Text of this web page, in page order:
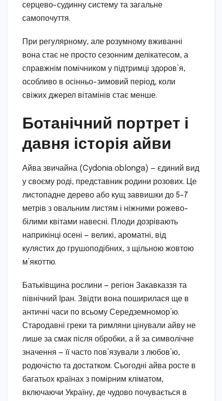
серцево-судинну систему та загальне
самопочуття.
При регулярному, але розумному вживанні
вона стає не просто сезонним делікатесом, а
справжнім помічником у підтримці здоров’я,
особливо в осінньо-зимовий період, коли
свіжих джерел вітамінів стає менше.
Ботанічний портрет і
давня історія айви
Айва звичайна (Cydonia oblonga) — єдиний вид
у своєму роді, представник родини розових. Це
листопадне дерево або кущ заввишки до 5–7
метрів з овальним листям і ніжними рожево-
білими квітами навесні. Плоди дозрівають
наприкінці осені — великі, ароматні, від
кулястих до грушоподібних, з щільною жовтою
м’якоттю.
Батьківщина рослини — регіон Закавказзя та
північний Іран. Звідти вона поширилася ще в
античні часи по всьому Середземномор’ю.
Стародавні греки та римляни цінували айву не
лише за смак після обробки, а й за символічне
значення — її часто пов’язували з любов’ю,
родючістю та достатком. Сьогодні айва росте в
багатьох країнах з помірним кліматом,
включаючи Україну, де чудово почувається в